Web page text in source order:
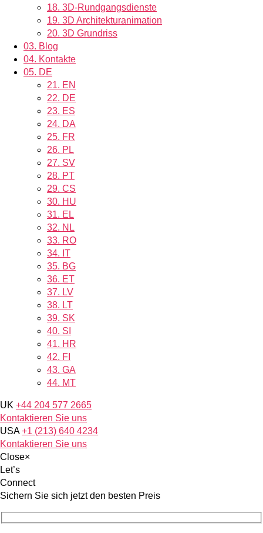
18. 3D-Rundgangsdienste
19. 3D Architekturanimation
20. 3D Grundriss
03. Blog
04. Kontakte
05. DE
21. EN
22. DE
23. ES
24. DA
25. FR
26. PL
27. SV
28. PT
29. CS
30. HU
31. EL
32. NL
33. RO
34. IT
35. BG
36. ET
37. LV
38. LT
39. SK
40. SI
41. HR
42. FI
43. GA
44. MT
UK +44 204 577 2665
Kontaktieren Sie uns
USA +1 (213) 640 4234
Kontaktieren Sie uns
Close×
Let’s
Connect
Sichern Sie sich jetzt den besten Preis